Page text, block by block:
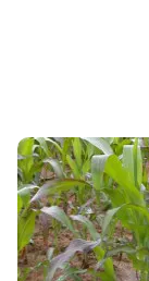
Fertilisation
au semis
et une levée
La localisation